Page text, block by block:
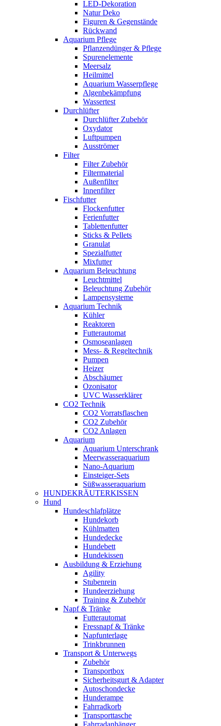
LED-Dekoration
Natur Deko
Figuren & Gegenstände
Rückwand
Aquarium Pflege
Pflanzendünger & Pflege
Spurenelemente
Meersalz
Heilmittel
Aquarium Wasserpflege
Algenbekämpfung
Wassertest
Durchlüfter
Durchlüfter Zubehör
Oxydator
Luftpumpen
Ausströmer
Filter
Filter Zubehör
Filtermaterial
Außenfilter
Innenfilter
Fischfutter
Flockenfutter
Ferienfutter
Tablettenfutter
Sticks & Pellets
Granulat
Spezialfutter
Mixfutter
Aquarium Beleuchtung
Leuchtmittel
Beleuchtung Zubehör
Lampensysteme
Aquarium Technik
Kühler
Reaktoren
Futterautomat
Osmoseanlagen
Mess- & Regeltechnik
Pumpen
Heizer
Abschäumer
Ozonisator
UVC Wasserklärer
CO2 Technik
CO2 Vorratsflaschen
CO2 Zubehör
CO2 Anlagen
Aquarium
Aquarium Unterschrank
Meerwasseraquarium
Nano-Aquarium
Einsteiger-Sets
Süßwasseraquarium
HUNDEKRÄUTERKISSEN
Hund
Hundeschlafplätze
Hundekorb
Kühlmatten
Hundedecke
Hundebett
Hundekissen
Ausbildung & Erziehung
Agility
Stubenrein
Hundeerziehung
Training & Zubehör
Napf & Tränke
Futterautomat
Fressnapf & Tränke
Napfunterlage
Trinkbrunnen
Transport & Unterwegs
Zubehör
Transportbox
Sicherheitsgurt & Adapter
Autoschondecke
Hunderampe
Fahrradkorb
Transporttasche
Fahrradanhänger